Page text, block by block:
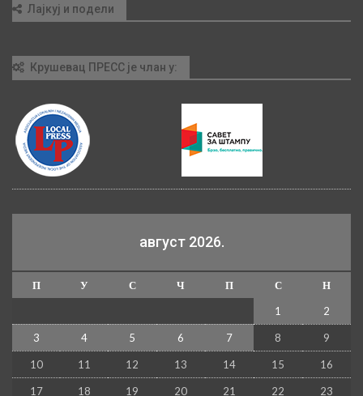
Лајкуј и подели
Крушевац ПРЕСС је члан у:
август 2026.
П У С Ч П С
Н
1
2
3 4 5 6 7 8 9
10 11 12 13 14 15 16
17 18 19 20 21 22 23